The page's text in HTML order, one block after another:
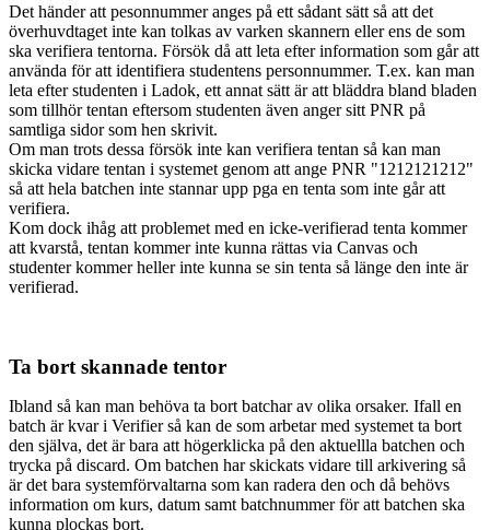
Det händer att pesonnummer anges på ett sådant sätt så att det
överhuvdtaget inte kan tolkas av varken skannern eller ens de som
ska verifiera tentorna. Försök då att leta efter information som går att
använda för att identifiera studentens personnummer. T.ex. kan man
leta efter studenten i Ladok, ett annat sätt är att bläddra bland bladen
som tillhör tentan eftersom studenten även anger sitt PNR på
samtliga sidor som hen skrivit.
Om man trots dessa försök inte kan verifiera tentan så kan man
skicka vidare tentan i systemet genom att ange PNR "1212121212"
så att hela batchen inte stannar upp pga en tenta som inte går att
verifiera.
Kom dock ihåg att problemet med en icke-verifierad tenta kommer
att kvarstå, tentan kommer inte kunna rättas via Canvas och
studenter kommer heller inte kunna se sin tenta så länge den inte är
verifierad.
Ta bort skannade tentor
Ibland så kan man behöva ta bort batchar av olika orsaker. Ifall en
batch är kvar i Verifier så kan de som arbetar med systemet ta bort
den själva, det är bara att högerklicka på den aktuellla batchen och
trycka på discard. Om batchen har skickats vidare till arkivering så
är det bara systemförvaltarna som kan radera den och då behövs
information om kurs, datum samt batchnummer för att batchen ska
kunna plockas bort.